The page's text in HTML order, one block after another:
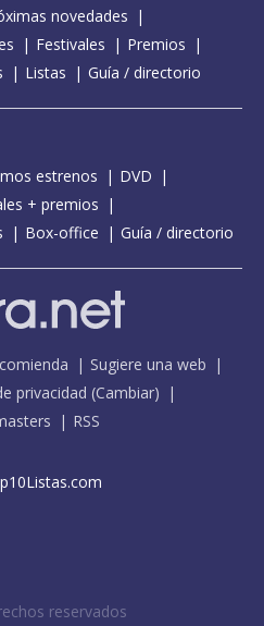
novedades
Festivales
Premios
Listas Guía / directorio
estrenos
DVD
+ premios
Box-office Guía / directorio
Sugiere una web
privacidad (Cambiar)
RSS
reservados